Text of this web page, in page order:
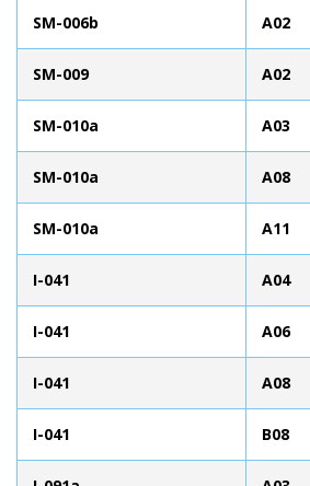
SM-006b A02
SM-009 A02
SM-010a A03
SM-010a A08
SM-010a A11
I-041 A04
I-041 A06
I-041 A08
I-041 B08